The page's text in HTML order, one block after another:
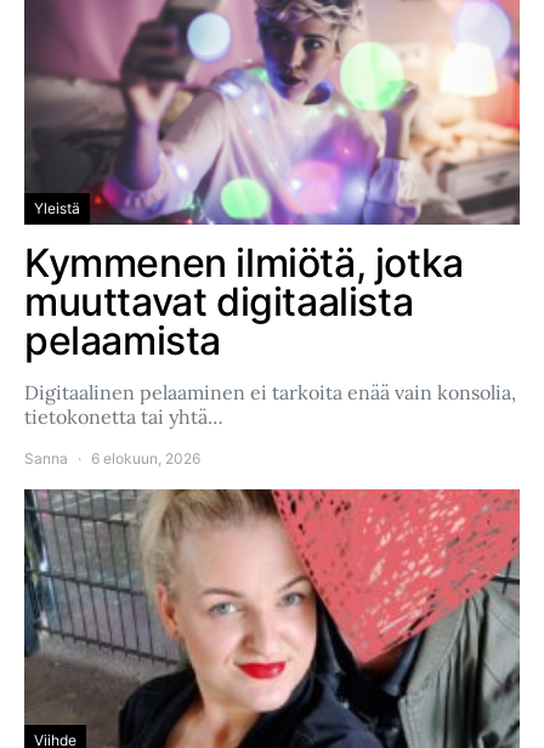
Yleistä
Kymmenen ilmiötä, jotka
muuttavat digitaalista
pelaamista
Digitaalinen pelaaminen ei tarkoita enää vain konsolia,
tietokonetta tai yhtä…
Sanna 6 elokuun, 2026
Viihde